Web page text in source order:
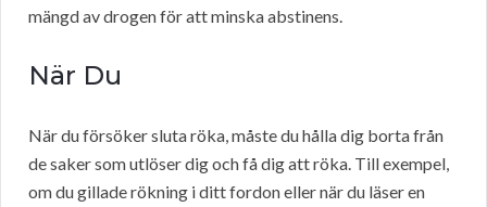
mängd av drogen för att minska abstinens.
När Du
När du försöker sluta röka, måste du hålla dig borta från
de saker som utlöser dig och få dig att röka. Till exempel,
om du gillade rökning i ditt fordon eller när du läser en